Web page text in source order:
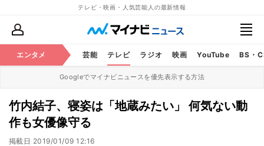
テレビ・映画・人気芸能人の最新情報
エンタメ 芸能 テレビ ラジオ 映画 YouTube BS・
Googleでマイナビニュースを優先表示する方法
竹内結子、寝姿は「地蔵みたい」 何気ない動
作も女優像守る
掲載日 2019/01/09 12:16